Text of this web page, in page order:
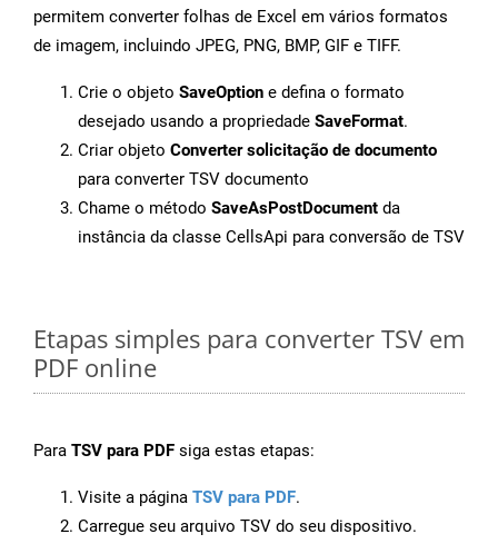
permitem converter folhas de Excel em vários formatos
de imagem, incluindo JPEG, PNG, BMP, GIF e TIFF.
Crie o objeto SaveOption e defina o formato
desejado usando a propriedade SaveFormat.
Criar objeto Converter solicitação de documento
para converter TSV documento
Chame o método SaveAsPostDocument da
instância da classe CellsApi para conversão de TSV
Etapas simples para converter TSV em
PDF online
Para TSV para PDF siga estas etapas:
Visite a página TSV para PDF.
Carregue seu arquivo TSV do seu dispositivo.